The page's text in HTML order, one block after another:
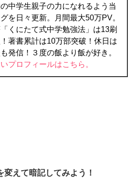
中学生親子の力になれるよう当
を日々更新。月間最大50万PV。
くにたて式中学勉強法」は13刷
著書累計は10万部突破！休日は
発信！３度の飯より飯が好き。
プロフィールはこちら。
変えて暗記してみよう！